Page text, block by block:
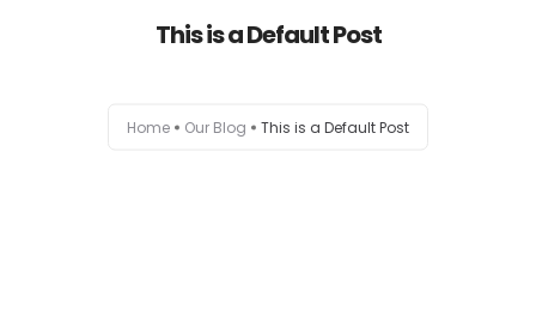
This is a Default Post
Home Our Blog This is a Default Post